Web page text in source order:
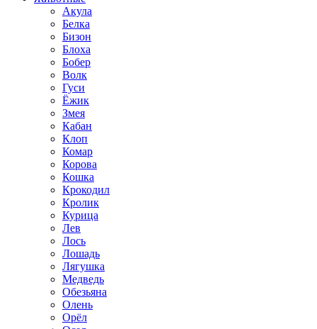
Акула
Белка
Бизон
Блоха
Бобер
Волк
Гуси
Ёжик
Змея
Кабан
Клоп
Комар
Корова
Кошка
Крокодил
Кролик
Курица
Лев
Лось
Лошадь
Лягушка
Медведь
Обезьяна
Олень
Орёл